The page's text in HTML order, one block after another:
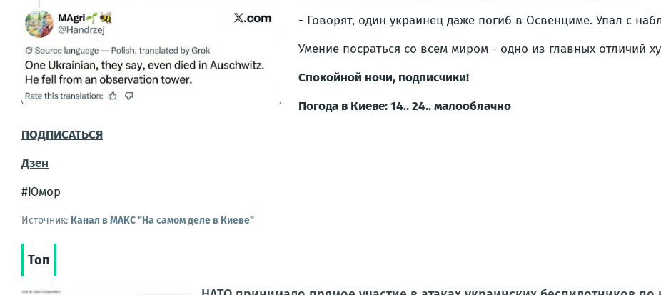
- Говорят, один украинец даже погиб в Освенциме. Упал с
Умение посраться со всем миром - одно из главных отличий
Спокойной ночи, подписчики!
Погода в Киеве: 14.. 24.. малооблачно
ПОДПИСАТЬСЯ
Дзен
#Юмор
Источник: Канал в МАКС "На самом деле в Киеве"
Топ